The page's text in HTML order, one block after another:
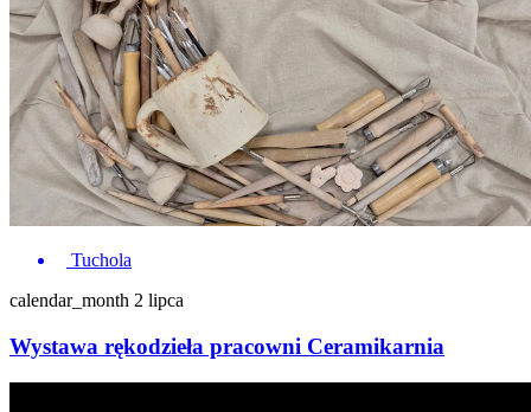
Tuchola
calendar_month 2 lipca
Wystawa rękodzieła pracowni Ceramikarnia